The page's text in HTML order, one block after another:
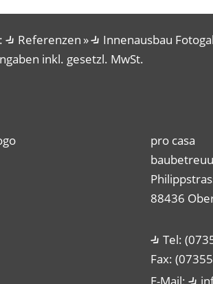
Referenzen
Innenausbau
inkl. gesetzl. MwSt.
pro casa
88436
Tel:
Fax: